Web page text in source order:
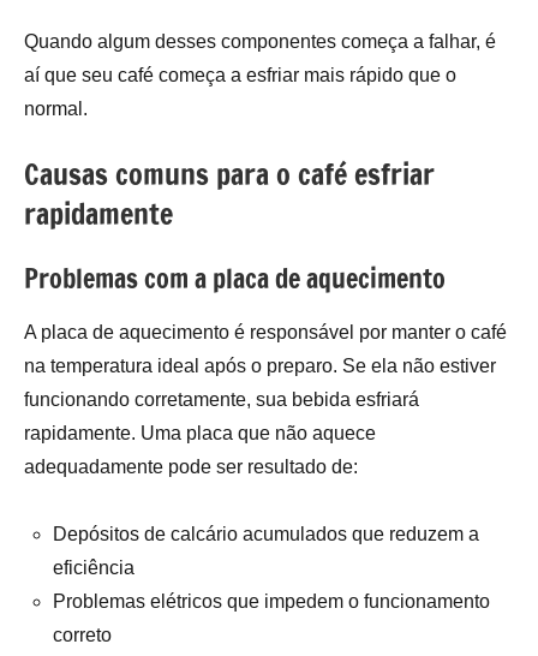
Quando algum desses componentes começa a falhar, é
aí que seu café começa a esfriar mais rápido que o
normal.
Causas comuns para o café esfriar
rapidamente
Problemas com a placa de aquecimento
A placa de aquecimento é responsável por manter o café
na temperatura ideal após o preparo. Se ela não estiver
funcionando corretamente, sua bebida esfriará
rapidamente. Uma placa que não aquece
adequadamente pode ser resultado de:
Depósitos de calcário acumulados que reduzem a
eficiência
Problemas elétricos que impedem o funcionamento
correto